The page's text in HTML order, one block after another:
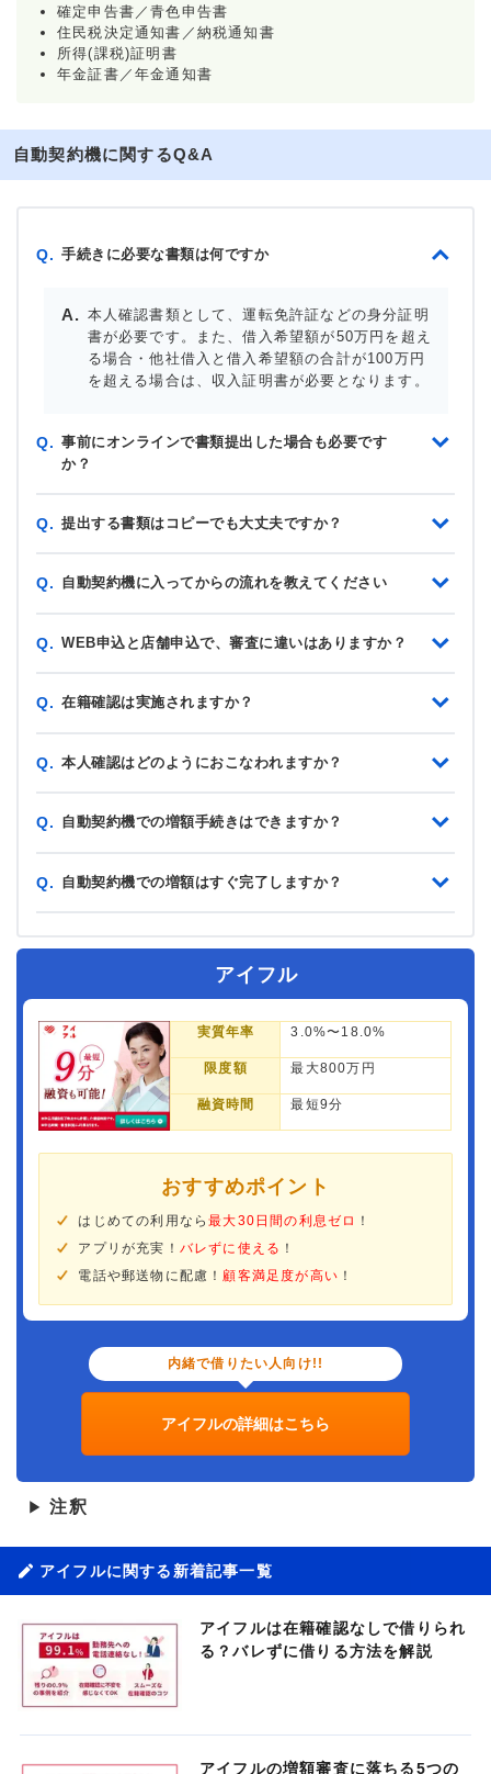
確定申告書／青色申告書
住民税決定通知書／納税通知書
所得(課税)証明書
年金証書／年金通知書
自動契約機に関するQ&A
Q. 手続きに必要な書類は何ですか
本人確認書類として、運転免許証などの身分証明
書が必要です。また、借入希望額が50万円を超え
る場合・他社借入と借入希望額の合計が100万円
を超える場合は、収入証明書が必要となります。
Q. 事前にオンラインで書類提出した場合も必要です
か？
Q. 提出する書類はコピーでも大丈夫ですか？
Q. 自動契約機に入ってからの流れを教えてください
Q. WEB申込と店舗申込で、審査に違いはありますか？
Q. 在籍確認は実施されますか？
Q. 本人確認はどのようにおこなわれますか？
Q. 自動契約機での増額手続きはできますか？
Q. 自動契約機での増額はすぐ完了しますか？
アイフル
実質年率 3.0%〜18.0%
限度額 最大800万円
融資時間 最短9分
おすすめポイント
はじめての利用なら最大30日間の利息ゼロ ！
アプリが充実！ バレずに使える ！
電話や郵送物に配慮！ 顧客満足度が高い ！
内緒で借りたい人向け!!
アイフルの詳細はこちら
▶ 注釈
アイフルに関する新着記事一覧
アイフルは在籍確認なしで借りられ
る？バレずに借りる方法を解説
アイフルの増額審査に落ちる5つの